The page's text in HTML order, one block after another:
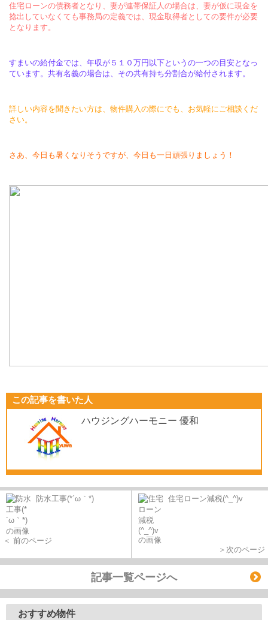
住宅ローンの債務者となり、妻が連帯保証人の場合は、妻が仮に現金を
捻出していなくても事務局の定義では、現金取得者としての要件が必要
となります。
すまいの給付金では、年収が５１０万円以下というの一つの目安となっ
ています。共有名義の場合は、その共有持ち分割合が給付されます。
詳しい内容を聞きたい方は、物件購入の際にでも、お気軽にご相談くだ
さい。
さあ、今日も暑くなりそうですが、今日も一日頑張りましょう！
この記事を書いた人
ハウジングハーモニー 優和
防水工事(*´ω｀*)
＜ 前のページ
住宅ローン減税(^_^)v
＞次のページ
記事一覧ページへ
おすすめ物件